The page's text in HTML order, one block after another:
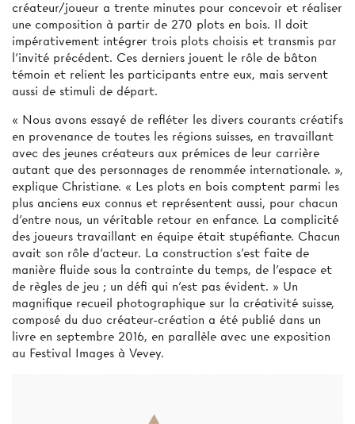
créateur/joueur a trente minutes pour concevoir et réaliser
une composition à partir de 270 plots en bois. Il doit
impérativement intégrer trois plots choisis et transmis par
l’invité précédent. Ces derniers jouent le rôle de bâton
témoin et relient les participants entre eux, mais servent
aussi de stimuli de départ.
« Nous avons essayé de refléter les divers courants créatifs
en provenance de toutes les régions suisses, en travaillant
avec des jeunes créateurs aux prémices de leur carrière
autant que des personnages de renommée internationale. »,
explique Christiane. « Les plots en bois comptent parmi les
plus anciens eux connus et représentent aussi, pour chacun
d’entre nous, un véritable retour en enfance. La complicité
des joueurs travaillant en équipe était stupéfiante. Chacun
avait son rôle d’acteur. La construction s’est faite de
manière fluide sous la contrainte du temps, de l'espace et
de règles de jeu ; un défi qui n'est pas évident. » Un
magnifique recueil photographique sur la créativité suisse,
composé du duo créateur-création a été publié dans un
livre en septembre 2016, en parallèle avec une exposition
au Festival Images à Vevey.